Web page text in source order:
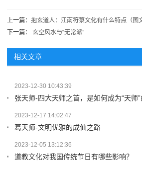
上一篇： 抱玄道人：江南符箓文化有什么特点（图
下一篇： 玄空风水与“无常派”
相关文章
2023-12-30 10:43:39
张天师-四大天师之首，是如何成为“天师”
2023-12-17 14:02:47
葛天师-文明优雅的成仙之路
2023-12-05 13:12:36
道教文化对我国传统节日有哪些影响？